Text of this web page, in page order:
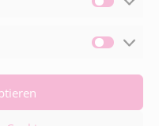
Wolf • All